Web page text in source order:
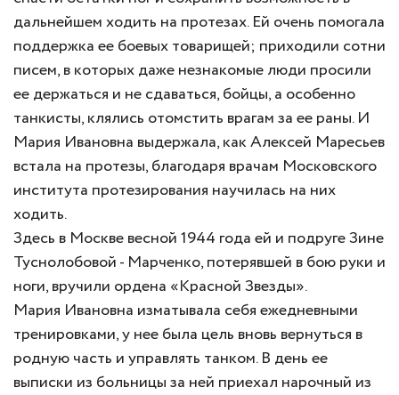
дальнейшем ходить на протезах. Ей очень помогала
поддержка ее боевых товарищей; приходили сотни
писем, в которых даже незнакомые люди просили
ее держаться и не сдаваться, бойцы, а особенно
танкисты, клялись отомстить врагам за ее раны. И
Мария Ивановна выдержала, как Алексей Маресьев
встала на протезы, благодаря врачам Московского
института протезирования научилась на них
ходить.
Здесь в Москве весной 1944 года ей и подруге Зине
Туснолобовой - Марченко, потерявшей в бою руки и
ноги, вручили ордена «Красной Звезды».
Мария Ивановна изматывала себя ежедневными
тренировками, у нее была цель вновь вернуться в
родную часть и управлять танком. В день ее
выписки из больницы за ней приехал нарочный из